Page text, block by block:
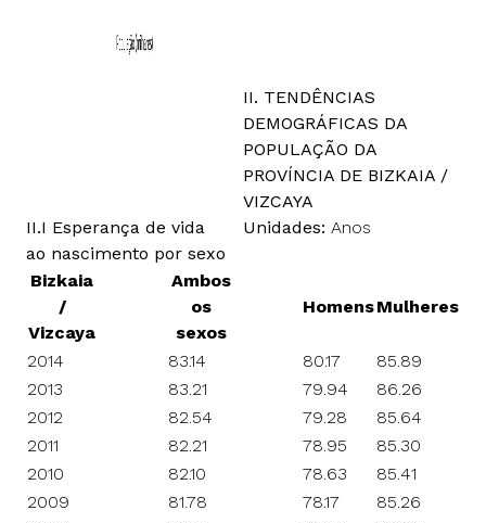
II. TENDÊNCIAS
DEMOGRÁFICAS DA
POPULAÇÃO DA
PROVÍNCIA DE BIZKAIA /
VIZCAYA
II.I Esperança de vida
ao nascimento por sexo
Unidades: Anos
Bizkaia
/
Vizcaya
Ambos
os
sexos
HomensMulheres
2014 83.14 80.17
85.89
2013
83.21 79.94
86.26
2012
82.54 79.28
85.64
2011
82.21 78.95
85.30
2010
82.10 78.63
85.41
2009
81.78 78.17
85.26